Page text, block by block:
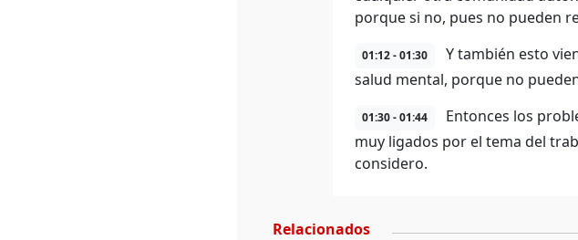
porque si no, pues no pueden
01:12 - 01:30
Y también esto
salud mental, porque no
01:30 - 01:44
Entonces los
muy ligados por el tema del
considero.
Relacionados